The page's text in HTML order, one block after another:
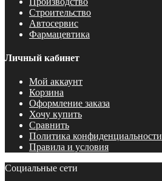
Строительство
Автосервис
Фармацевтика
Личный кабинет
Мой аккаунт
Корзина
Оформление заказа
Хочу купить
Сравнить
Политика конфиденциальности
Правила и условия
Социальные сети